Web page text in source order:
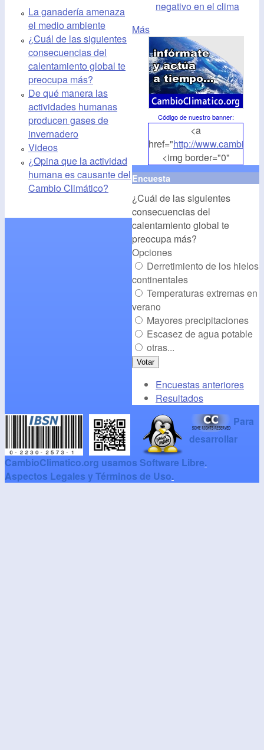
La ganadería amenaza
el medio ambiente
¿Cuál de las siguientes
consecuencias del
calentamiento global te
preocupa más?
De qué manera las
actividades humanas
producen gases de
invernadero
Videos
¿Opina que la actividad
humana es causante del
Cambio Climático?
negativo en el clima
Más
Código de nuestro banner:
<a
href="http://
<img border="0"
align="middle"
src="http://
alt="CambioClimatico.org"
/></a>
Encuesta
¿Cuál de las siguientes
consecuencias del
calentamiento global te
preocupa más?
Opciones
Derretimiento de los hielos
continentales
Temperaturas extremas en
verano
Mayores precipitaciones
Escasez de agua potable
otras...
Encuestas anteriores
Resultados
Para
desarrollar
CambioClimatico.org usamos Software Libre.
Aspectos Legales y Términos de Uso.